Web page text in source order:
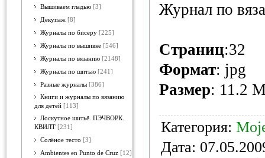
Вышиваем гладью [3]
Декупаж [8]
Журналы по бисеру [225]
Журналы по вышивке [546]
Журналы по вязанию [2148]
Журналы по шитью [241]
Разные журналы [386]
Книги и журналы по вязанию
для детей [113]
Лоскутное шитьё. ПЭЧВОРК.
КВИЛТ [231]
Солёное тесто [3]
Ambientes en Punto de Cruz [12]
Журнал по
Страниц:32
Формат: jpg
Размер: 11.2
Категория:
Дата: